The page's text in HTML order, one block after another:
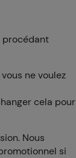
procédant
ne voulez
cela pour
Nous
si